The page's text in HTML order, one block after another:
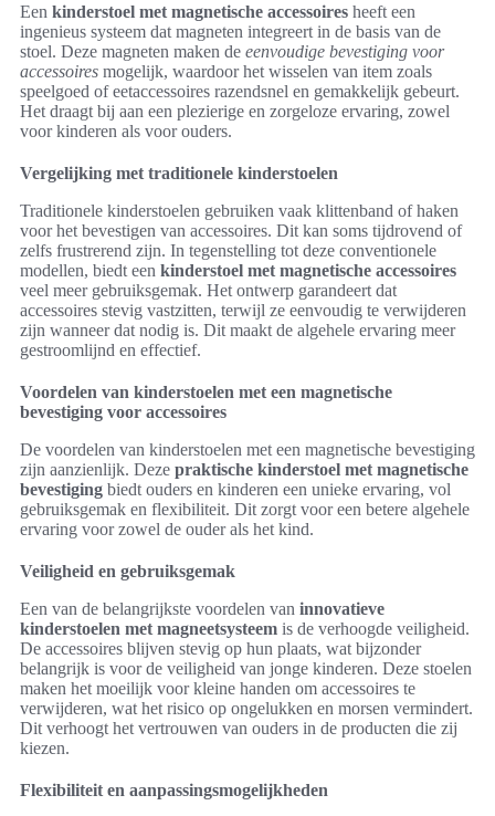
Een kinderstoel met magnetische accessoires heeft een
ingenieus systeem dat magneten integreert in de basis van de
stoel. Deze magneten maken de eenvoudige bevestiging voor
accessoires mogelijk, waardoor het wisselen van item zoals
speelgoed of eetaccessoires razendsnel en gemakkelijk gebeurt.
Het draagt bij aan een plezierige en zorgeloze ervaring, zowel
voor kinderen als voor ouders.
Vergelijking met traditionele kinderstoelen
Traditionele kinderstoelen gebruiken vaak klittenband of haken
voor het bevestigen van accessoires. Dit kan soms tijdrovend of
zelfs frustrerend zijn. In tegenstelling tot deze conventionele
modellen, biedt een kinderstoel met magnetische accessoires
veel meer gebruiksgemak. Het ontwerp garandeert dat
accessoires stevig vastzitten, terwijl ze eenvoudig te verwijderen
zijn wanneer dat nodig is. Dit maakt de algehele ervaring meer
gestroomlijnd en effectief.
Voordelen van kinderstoelen met een magnetische
bevestiging voor accessoires
De voordelen van kinderstoelen met een magnetische bevestiging
zijn aanzienlijk. Deze praktische kinderstoel met magnetische
bevestiging biedt ouders en kinderen een unieke ervaring, vol
gebruiksgemak en flexibiliteit. Dit zorgt voor een betere algehele
ervaring voor zowel de ouder als het kind.
Veiligheid en gebruiksgemak
Een van de belangrijkste voordelen van innovatieve
kinderstoelen met magneetsysteem is de verhoogde veiligheid.
De accessoires blijven stevig op hun plaats, wat bijzonder
belangrijk is voor de veiligheid van jonge kinderen. Deze stoelen
maken het moeilijk voor kleine handen om accessoires te
verwijderen, wat het risico op ongelukken en morsen vermindert.
Dit verhoogt het vertrouwen van ouders in de producten die zij
kiezen.
Flexibiliteit en aanpassingsmogelijkheden